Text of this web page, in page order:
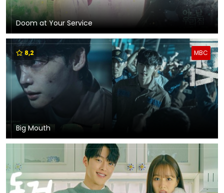
Doom at Your Service
MBC
8,2
Big Mouth